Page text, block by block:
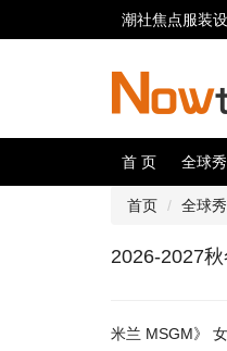
潮社焦点服装
首 页 全球
首页 全球
2026-2027
米兰 MSGM》